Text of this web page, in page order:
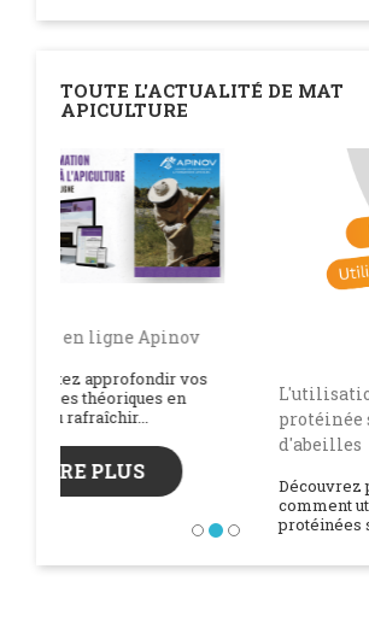
TOUTE L'ACTUALITÉ DE MAT
APICULTURE
L'utilisation de la pâte
protéinée sur vos colonies
d'abeilles
Découvrez pourquoi, quand et
comment utiliser les pâtes
protéinées sur vos colonies...